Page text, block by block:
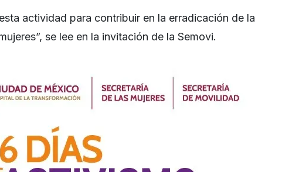
actividad para contribuir en la erradicación de la
se lee en la invitación de la Semovi.